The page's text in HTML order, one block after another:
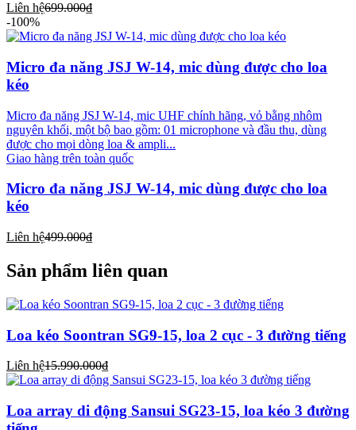
Liên hệ699.000₫
-100%
Micro đa năng JSJ W-14, mic dùng được cho loa
kéo
Micro đa năng JSJ W-14, mic UHF chính hãng, vỏ bằng nhôm
nguyên khối, một bộ bao gồm: 01 microphone và đầu thu, dùng
được cho mọi dòng loa & ampli...
Giao hàng trên toàn quốc
Micro đa năng JSJ W-14, mic dùng được cho loa
kéo
Liên hệ499.000₫
Sản phẩm liên quan
Loa kéo Soontran SG9-15, loa 2 cục - 3 đường tiếng
Liên hệ15.990.000₫
Loa array di động Sansui SG23-15, loa kéo 3 đường